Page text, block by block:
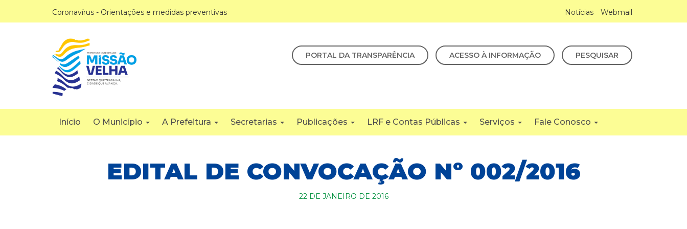
Coronavírus - Orientações e medidas preventivas Notícias Webmail
PORTAL DA TRANSPARÊNCIA ACESSO À INFORMAÇÃO PESQUISAR
Início O Município A Prefeitura Secretarias Publicações LRF e Contas Públicas Serviços Fale Conosco
EDITAL DE CONVOCAÇÃO Nº 002/2016
22 DE JANEIRO DE 2016